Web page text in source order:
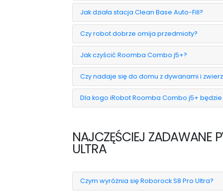
Jak działa stacja Clean Base Auto-Fill?
Czy robot dobrze omija przedmioty?
Jak czyścić Roomba Combo j5+?
Czy nadaje się do domu z dywanami i
Dla kogo iRobot Roomba Combo j5+
NAJCZĘŚCIEJ ZADAWANE
ULTRA
Czym wyróżnia się Roborock S8 Pro Ultra?